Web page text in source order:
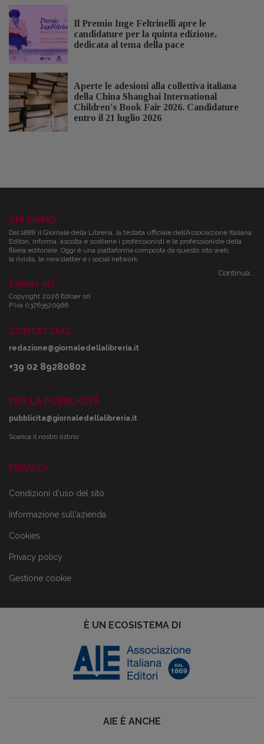
Il Premio Inge Feltrinelli apre le
candidature per la quinta edizione,
dedicata al tema della pace
Aperte le adesioni alla collettiva italiana
della China Shanghai International
Children's Book Fair 2026. Candidature
entro il 21 luglio 2026
CHI SIAMO
Dal 1888 il Giornale della Libreria, la testata ufficiale dell’Associazione Italiana
Editori, informa, ascolta e sostiene i professionisti e le professioniste della
filiera editoriale. Oggi è una piattaforma composta da questo sito web,
la rivista, le newsletter e i social network.
Continua...
Ediser srl
Copyright 2026 Ediser srl
P.Iva 03763520966
CONTATTACI
redazione@giornaledellalibreria.it
+39 02 89280802
PER LA PUBBLICITÀ
pubblicita@giornaledellalibreria.it
Scarica il nostro listino
PRIVACY
Condizioni d'uso del sito
Informazione sull'azienda
Cookies
Privacy policy
Gestione cookie
È UN ECOSISTEMA DI
AIE È ANCHE